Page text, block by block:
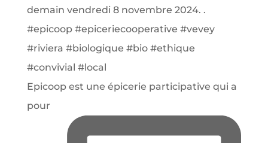
Epicoop est une épicerie participative qui a
pour